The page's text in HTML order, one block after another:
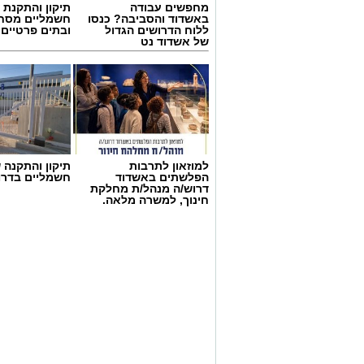
לאורך התקופה. בהתייחס לתחושותיהם
בעיני החברה כפגיעה יותר למחלה
הישראלית.
המחקר מצא שלוש סיבות עיקריות
על החברה הישראלית:
התייחסות אפלייתית כלפיהם על
ציינו כי בעת מתן טיפול רפואי
צעירים יותר ולא עימם וכן חשו
גילם.
קשר אישי רעוע עם בני משפחה–
מחפשים עבודה
באשדוד והסביבה? כנסו
ללוח הדרושים הגדול
של אשדוד נט
תיקון
חשמליים
ובתים
למוזאון לתרבות
הפלשתים באשדוד
דרוש/ה מנהל/ת מחלקת
חינוך, למשרה מלאה.
תיקון
חשמליים